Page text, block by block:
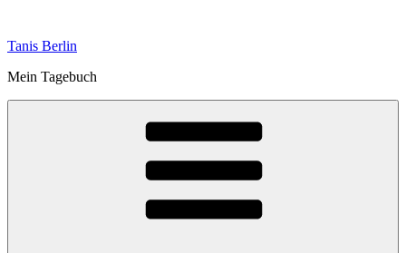
springen
Tanis Berlin
Mein Tagebuch